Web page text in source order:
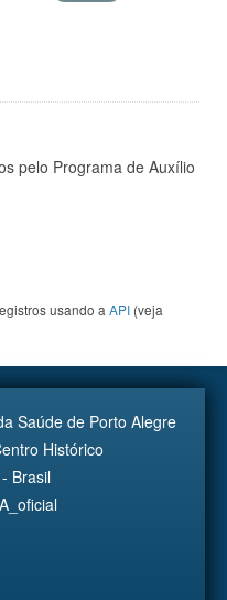
pelo Programa de Auxílio
usando a API (veja
Saúde de Porto Alegre
Histórico
Brasil